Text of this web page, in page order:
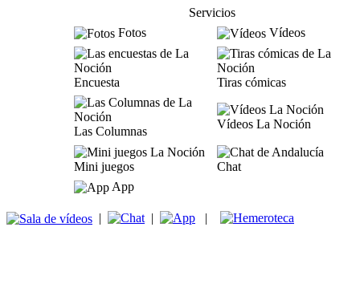
Servicios
Fotos
Vídeos
Encuesta Tiras cómicas
Las Columnas
Vídeos La Noción
Mini juegos
Chat
App
| | |